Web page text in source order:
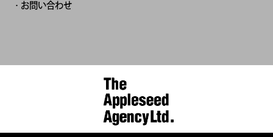
お問い合わせ